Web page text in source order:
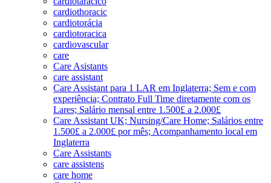
cardiothoracic
cardiotorácia
cardiotoracica
cardiovascular
care
Care Asistants
care assistant
Care Assistant para 1 LAR em Inglaterra; Sem e com
experiência; Contrato Full Time diretamente com os
Lares; Salário mensal entre 1.500£ a 2.000£
Care Assistant UK; Nursing/Care Home; Salários entre
1.500£ a 2.000£ por mês; Acompanhamento local em
Inglaterra
Care Assistants
care assistens
care home